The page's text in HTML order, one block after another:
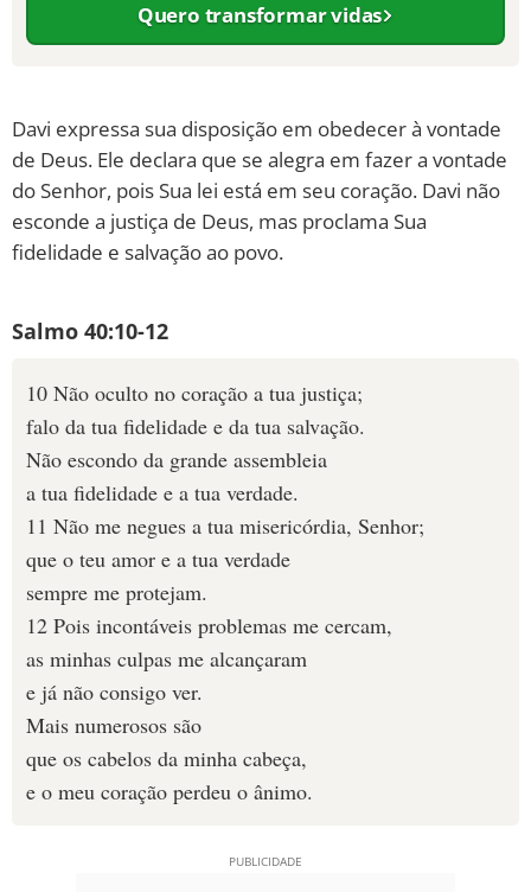
Quero transformar vidas
Davi expressa sua disposição em obedecer à vontade
de Deus. Ele declara que se alegra em fazer a vontade
do Senhor, pois Sua lei está em seu coração. Davi não
esconde a justiça de Deus, mas proclama Sua
fidelidade e salvação ao povo.
Salmo 40:10-12
10 Não oculto no coração a tua justiça;
falo da tua fidelidade e da tua salvação.
Não escondo da grande assembleia
a tua fidelidade e a tua verdade.
11 Não me negues a tua misericórdia, Senhor;
que o teu amor e a tua verdade
sempre me protejam.
12 Pois incontáveis problemas me cercam,
as minhas culpas me alcançaram
e já não consigo ver.
Mais numerosos são
que os cabelos da minha cabeça,
e o meu coração perdeu o ânimo.